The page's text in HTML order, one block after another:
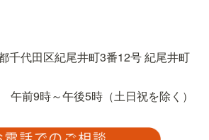
千代田区紀尾井町3番12号 紀尾井町
午前9時～午後5時（土日祝を除く）